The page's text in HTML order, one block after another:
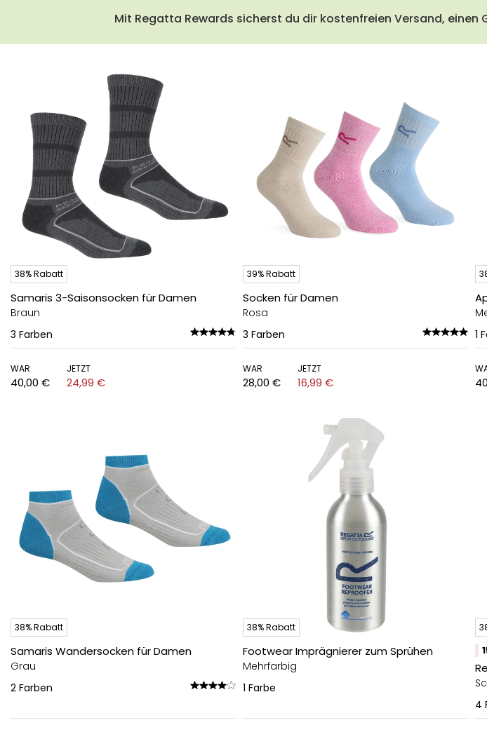
Mit Regatta Rewards sicherst du dir kostenfreien Versand,
38% Rabatt
Samaris 3-Saisonsocken für Damen
Braun
3 Farben
WAR
40,00 €
JETZT
24,99 €
39% Rabatt
Socken für Damen
Rosa
3 Farben
WAR
28,00 €
JETZT
16,99 €
1
38% Rabatt
Samaris Wandersocken für Damen
Grau
2 Farben
38% Rabatt
Footwear Imprägnierer zum Sprühen
Mehrfarbig
1 Farbe
4